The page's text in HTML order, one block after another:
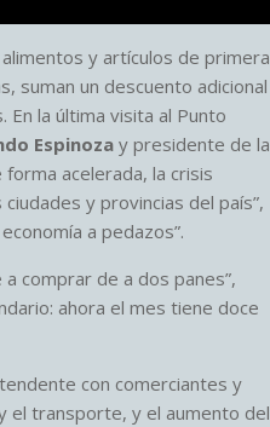
y artículos de primera
suman un descuento adicional
En la última visita al Punto
Espinoza y presidente de la
acelerada, la crisis
y provincias del país”,
a pedazos”.
comprar de a dos panes”,
ahora el mes tiene doce
con comerciantes y
el transporte, y el aumento del